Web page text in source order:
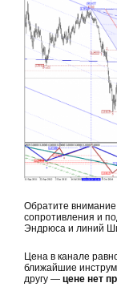
Обратите внимание
сопротивления и
Эндрюса и линий
Цена в канале
ближайшие
другу — цене нет